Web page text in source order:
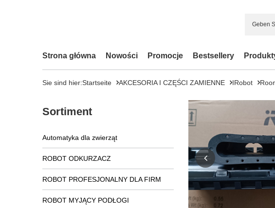
Strona główna Nowości Promocje Bestsellery
Sie sind hier:Startseite AKCESORIA I CZĘŚCI ZAMIENNE IRobot
Sortiment
Automatyka dla zwierząt
ROBOT ODKURZACZ
ROBOT PROFESJONALNY DLA FIRM
ROBOT MYJĄCY PODŁOGI